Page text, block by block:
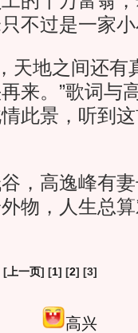
不过是一家
地之间还有
来。”歌词与
此景，听到
高逸峰有妻
物，人生总
[ 上一页] [1] [2] [3]
高兴